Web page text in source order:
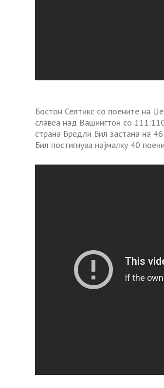
Бостон Селтикс со поените на
славеа над Вашингтон со
страна Бредли Бил застана на
Бил постигнува најмалку 40